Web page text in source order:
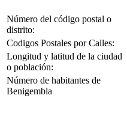
Número del código postal o
distrito:
Codigos Postales por Calles:
Longitud y latitud de la ciudad
o población:
Número de habitantes de
Benigembla